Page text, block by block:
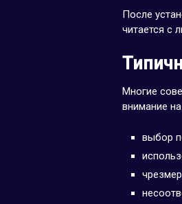
После
читается с
Многие
внимание
выбор